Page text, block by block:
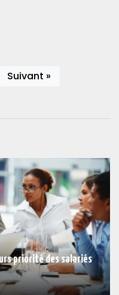
Suivant »
priorité des salariés